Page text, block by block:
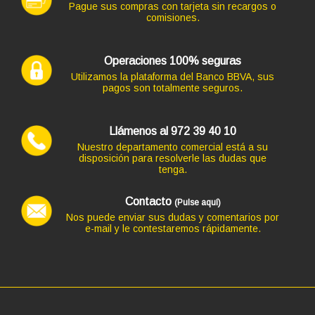
Código: 12742
TECLADO SUBBLIM + MOUSE USB BLANCO
AÑADIR
Pague sus compras con tarjeta sin recargos o
comisiones.
Operaciones 100% seguras
Utilizamos la plataforma del Banco BBVA, sus
pagos son totalmente seguros.
Llámenos al 972 39 40 10
Nuestro departamento comercial está a su
disposición para resolverle las dudas que
tenga.
Contacto (Pulse aquí)
Nos puede enviar sus dudas y comentarios por
e-mail y le contestaremos rápidamente.